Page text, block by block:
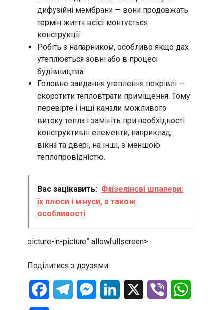
дифузійні мембрани — вони продовжать
термін життя всієї монтується
конструкції.
Робіть з напарником, особливо якщо дах
утеплюється зовні або в процесі
будівництва.
Головне завдання утеплення покрівлі —
скоротити тепловтрати приміщення. Тому
перевірте і інші канали можливого
витоку тепла і замініть при необхідності
конструктивні елементи, наприклад,
вікна та двері, на інші, з меншою
теплопровідністю.
Вас зацікавить: Флізелінові шпалери:
їх плюси і мінуси, а також
особливості
picture-in-picture” allowfullscreen>
Поділитися з друзями
FacebookTelegramMessenger
LinkedIn Viber